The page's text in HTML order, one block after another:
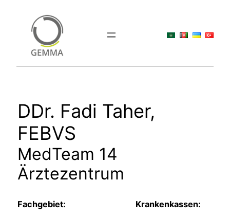
springen
DDr. Fadi Taher,
FEBVS
MedTeam 14
Ärztezentrum
Fachgebiet: Krankenkassen: